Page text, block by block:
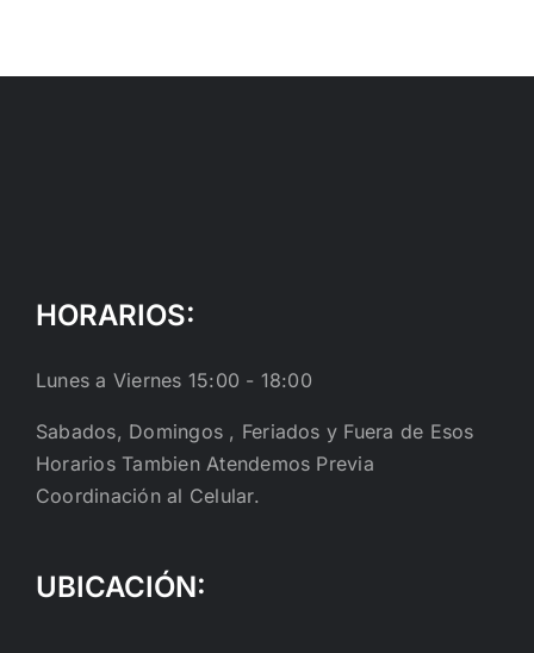
HORARIOS:
Lunes a Viernes 15:00 - 18:00
Sabados, Domingos , Feriados y Fuera de Esos
Horarios Tambien Atendemos Previa
Coordinación al Celular.
UBICACIÓN: